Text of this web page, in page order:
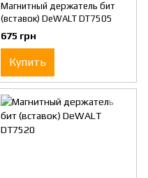
Магнитный держатель бит
(вставок) DeWALT DT7505
675 грн
Купить